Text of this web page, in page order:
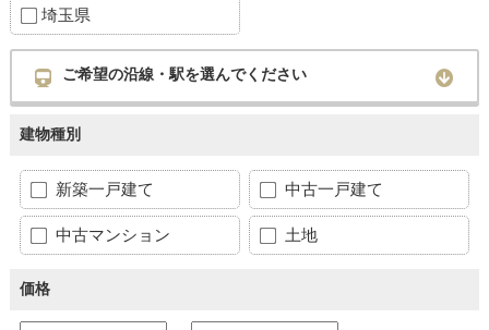
埼玉県
ご希望の沿線・駅を選んでください
建物種別
新築一戸建て 中古一戸建て
中古マンション 土地
価格